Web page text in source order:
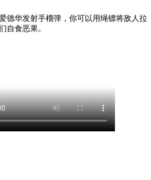
德华发射手榴弹，你可以用绳镖将敌人拉
自食恶果。